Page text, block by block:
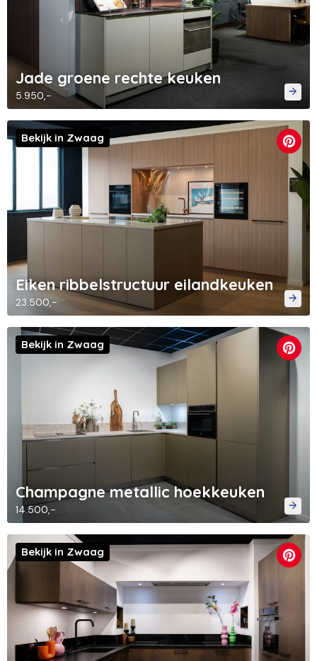
Jade groene rechte keuken
5.950,-
Eiken ribbelstructuur eilandkeuken
23.500,-
Bekijk in Zwaag
Champagne metallic hoekkeuken
14.500,-
Bekijk in Zwaag
Bekijk in Zwaag